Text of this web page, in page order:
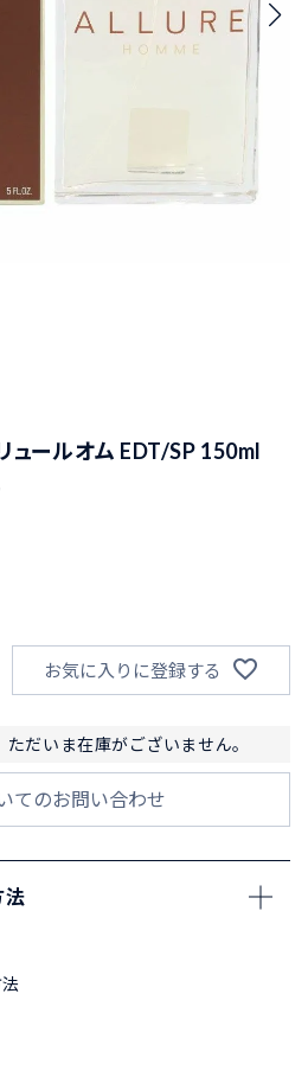
ュールオム EDT/SP 150ml
お気に入りに登録する
だいま在庫がございません。
てのお問い合わせ
法